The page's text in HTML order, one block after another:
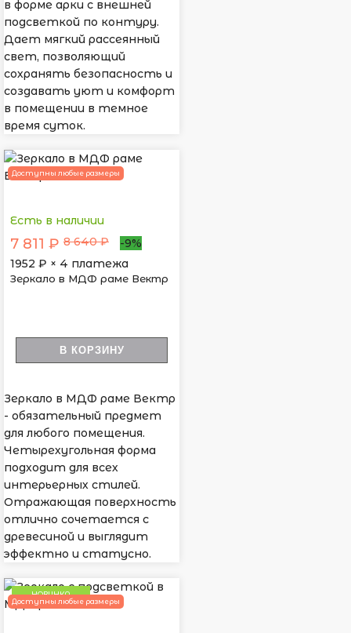
в форме арки с внешней
подсветкой по контуру.
Дает мягкий рассеянный
свет, позволяющий
сохранять безопасность и
создавать уют и комфорт
в помещении в темное
время суток.
Доступны любые размеры
Есть в наличии
7 811 ₽ 8 640 ₽
-9%
1952 ₽ × 4 платежа
Зеркало в МДФ раме Вектр
В КОРЗИНУ
Зеркало в МДФ раме Вектр
- обязательный предмет
для любого помещения.
Четырехугольная форма
подходит для всех
интерьерных стилей.
Отражающая поверхность
отлично сочетается с
древесиной и выглядит
эффектно и статусно.
НОВИНКА
Доступны любые размеры